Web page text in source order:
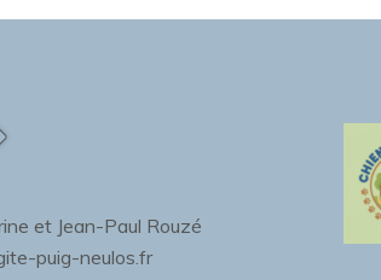
et Jean-Paul Rouzé
puig-neulos.fr